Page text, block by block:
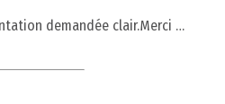
demandée clair.Merci …